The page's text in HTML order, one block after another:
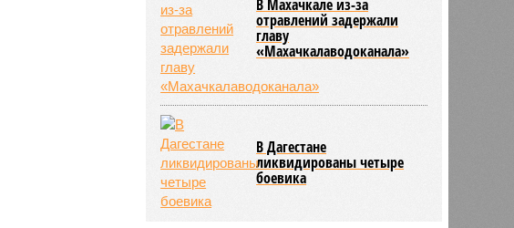
Смыло дождем
В Махачкале из-за
отравлений задержали